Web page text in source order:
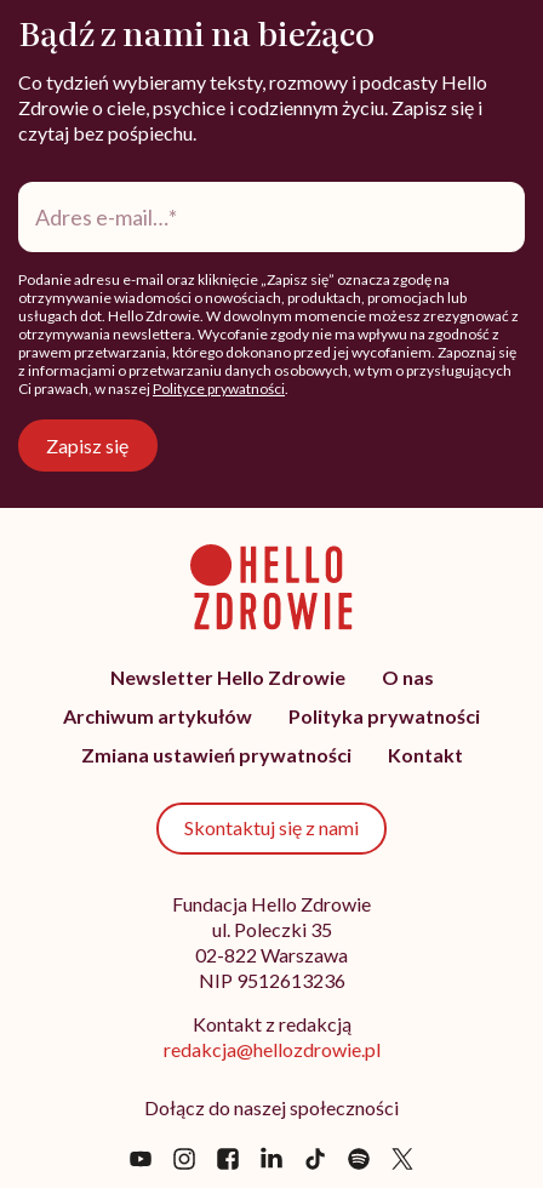
Bądź z nami na bieżąco
Co tydzień wybieramy teksty, rozmowy i podcasty Hello
Zdrowie o ciele, psychice i codziennym życiu. Zapisz się i
czytaj bez pośpiechu.
Adres
mail*
Podanie adresu e-mail oraz kliknięcie „Zapisz się” oznacza zgodę na
otrzymywanie wiadomości o nowościach, produktach, promocjach lub
usługach dot. Hello Zdrowie. W dowolnym momencie możesz zrezygnować z
otrzymywania newslettera. Wycofanie zgody nie ma wpływu na zgodność z
prawem przetwarzania, którego dokonano przed jej wycofaniem. Zapoznaj się
z informacjami o przetwarzaniu danych osobowych, w tym o przysługujących
Ci prawach, w naszejPolityce prywatności.
Zapisz się
Newsletter Hello Zdrowie
O nas
Archiwum artykułów
Polityka prywatności
Zmiana ustawień prywatności
Kontakt
Skontaktuj się z nami
Fundacja Hello Zdrowie
ul. Poleczki 35
02-822 Warszawa
NIP 9512613236
Kontakt z redakcją
redakcja@hellozdrowie.pl
Dołącz do naszej społeczności